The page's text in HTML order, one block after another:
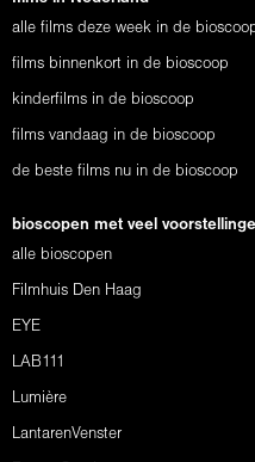
alle films deze week in de
films binnenkort in de bioscoop
kinderfilms in de bioscoop
films vandaag in de bioscoop
de beste films nu in de bioscoop
bioscopen met veel
alle bioscopen
Filmhuis Den Haag
EYE
LAB111
Lumière
LantarenVenster